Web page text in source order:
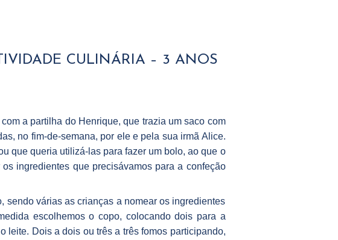
CULINÁRIA – 3 ANOS
a partilha do Henrique, que trazia um saco com
no fim-de-semana, por ele e pela sua irmã Alice.
que queria utilizá-las para fazer um bolo, ao que o
ingredientes que precisávamos para a confeção
sendo várias as crianças a nomear os ingredientes
escolhemos o copo, colocando dois para a
leite. Dois a dois ou três a três fomos participando,